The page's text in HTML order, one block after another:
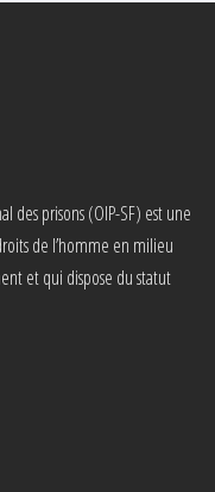
des prisons (OIP-SF) est une
de l’homme en milieu
et qui dispose du statut